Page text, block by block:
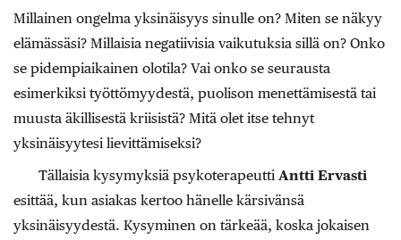
Millainen ongelma yksinäisyys ­sinulle on? Miten se näkyy
elämässäsi? Millaisia negatiivisia vaikutuksia sillä on? Onko
se pidempiaikainen olotila? Vai onko se seurausta
esimerkiksi työttömyydestä, puolison menettämisestä tai
muusta äkillisestä kriisistä? Mitä olet itse tehnyt
yksinäisyytesi lievittämiseksi?
Tällaisia kysymyksiä psykoterapeutti ­ Antti ­Ervasti
esittää, kun asiakas kertoo hänelle kärsivänsä
yksinäisyydestä. Kysyminen on tärkeää, koska jokaisen